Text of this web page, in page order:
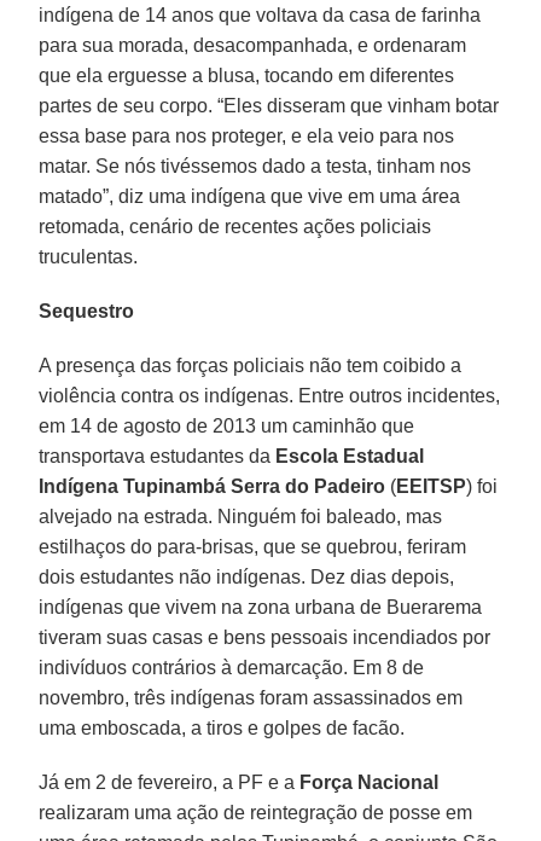
indígena de 14 anos que voltava da casa de farinha
para sua morada, desacompanhada, e ordenaram
que ela erguesse a blusa, tocando em diferentes
partes de seu corpo. “Eles disseram que vinham botar
essa base para nos proteger, e ela veio para nos
matar. Se nós tivéssemos dado a testa, tinham nos
matado”, diz uma indígena que vive em uma área
retomada, cenário de recentes ações policiais
truculentas.
Sequestro
A presença das forças policiais não tem coibido a
violência contra os indígenas. Entre outros incidentes,
em 14 de agosto de 2013 um caminhão que
transportava estudantes da Escola Estadual
Indígena Tupinambá Serra do Padeiro (EEITSP) foi
alvejado na estrada. Ninguém foi baleado, mas
estilhaços do para-brisas, que se quebrou, feriram
dois estudantes não indígenas. Dez dias depois,
indígenas que vivem na zona urbana de Buerarema
tiveram suas casas e bens pessoais incendiados por
indivíduos contrários à demarcação. Em 8 de
novembro, três indígenas foram assassinados em
uma emboscada, a tiros e golpes de facão.
Já em 2 de fevereiro, a PF e a Força Nacional
realizaram uma ação de reintegração de posse em